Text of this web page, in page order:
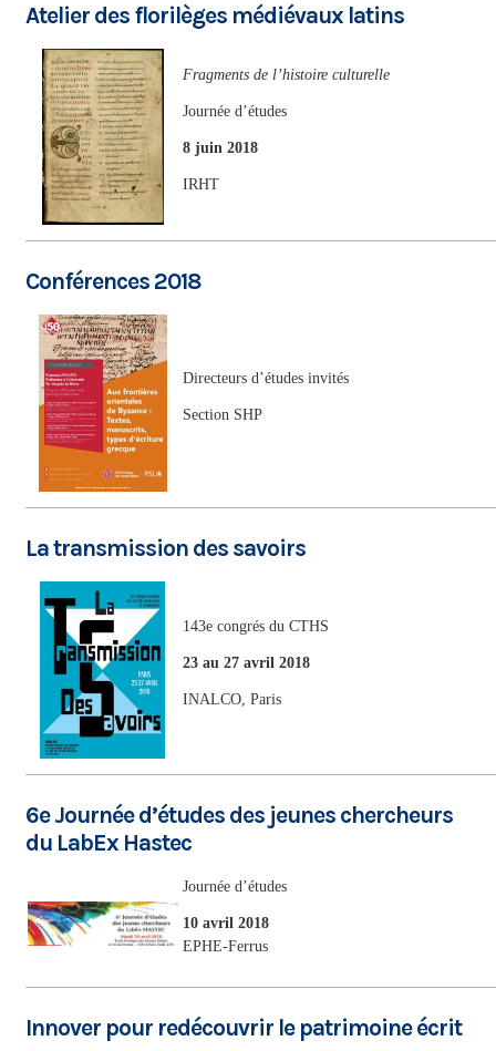
Atelier des florilèges médiévaux latins
Fragments de l’histoire culturelle
Journée d’études
8 juin 2018
IRHT
Conférences 2018
Directeurs d’études invités
Section SHP
La transmission des savoirs
143e congrés du CTHS
23 au 27 avril 2018
INALCO, Paris
6e Journée d’études des jeunes chercheurs
du LabEx Hastec
Journée d’études
10 avril 2018
EPHE-Ferrus
Innover pour redécouvrir le patrimoine écrit